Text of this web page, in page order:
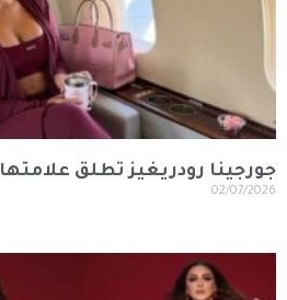
جورجينا رودريغيز تطلق علامتها Mimoa من دبي
02/07/2026